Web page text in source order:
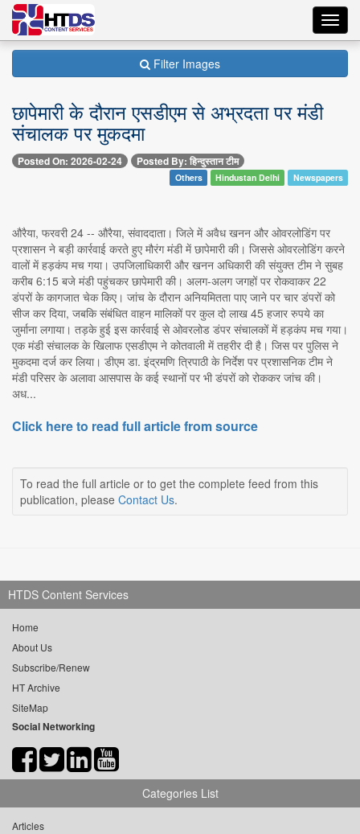
Filter Images
छापेमारी के दौरान एसडीएम से अभ्रदता पर मंडी
संचालक पर मुकदमा
Posted On: 2026-02-24 Posted By: हिन्दुस्तान टीम
Others Hindustan Delhi Newspapers
औरैया, फरवरी 24 -- औरैया, संवाददाता। जिले में अवैध खनन और ओवरलोडिंग पर
प्रशासन ने बड़ी कार्रवाई करते हुए मौरंग मंडी में छापेमारी की। जिससे ओवरलोडिंग करने
वालों में हड़कंप मच गया। उपजिलाधिकारी और खनन अधिकारी की संयुक्त टीम ने सुबह
करीब 6:15 बजे मंडी पहुंचकर छापेमारी की। अलग-अलग जगहों पर रोकवाकर 22
डंपरों के कागजात चेक किए। जांच के दौरान अनियमितता पाए जाने पर चार डंपरों को
सीज कर दिया, जबकि संबंधित वाहन मालिकों पर कुल दो लाख 45 हजार रुपये का
जुर्माना लगाया। तड़के हुई इस कार्रवाई से ओवरलोड डंपर संचालकों में हड़कंप मच गया।
एक मंडी संचालक के खिलाफ एसडीएम ने कोतवाली में तहरीर दी है। जिस पर पुलिस ने
मुकदमा दर्ज कर लिया। डीएम डा. इंद्रमणि त्रिपाठी के निर्देश पर प्रशासनिक टीम ने
मंडी परिसर के अलावा आसपास के कई स्थानों पर भी डंपरों को रोककर जांच की।
अध...
Click here to read full article from source
To read the full article or to get the complete feed from this
publication, please Contact Us.
HTDS Content Services
Home
About Us
Subscribe/Renew
HT Archive
SiteMap
Social Networking
Categories List
Articles